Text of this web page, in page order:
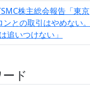
株主総会報告「東京
との取引はやめない。
追いつけない」
ド